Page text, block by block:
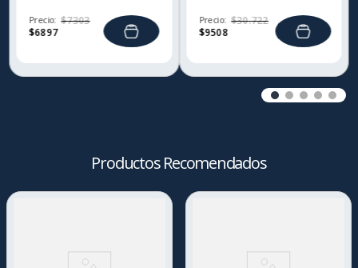
Precio:
$6897
$7303 Precio:
$9508
$30.722
Productos Recomendados